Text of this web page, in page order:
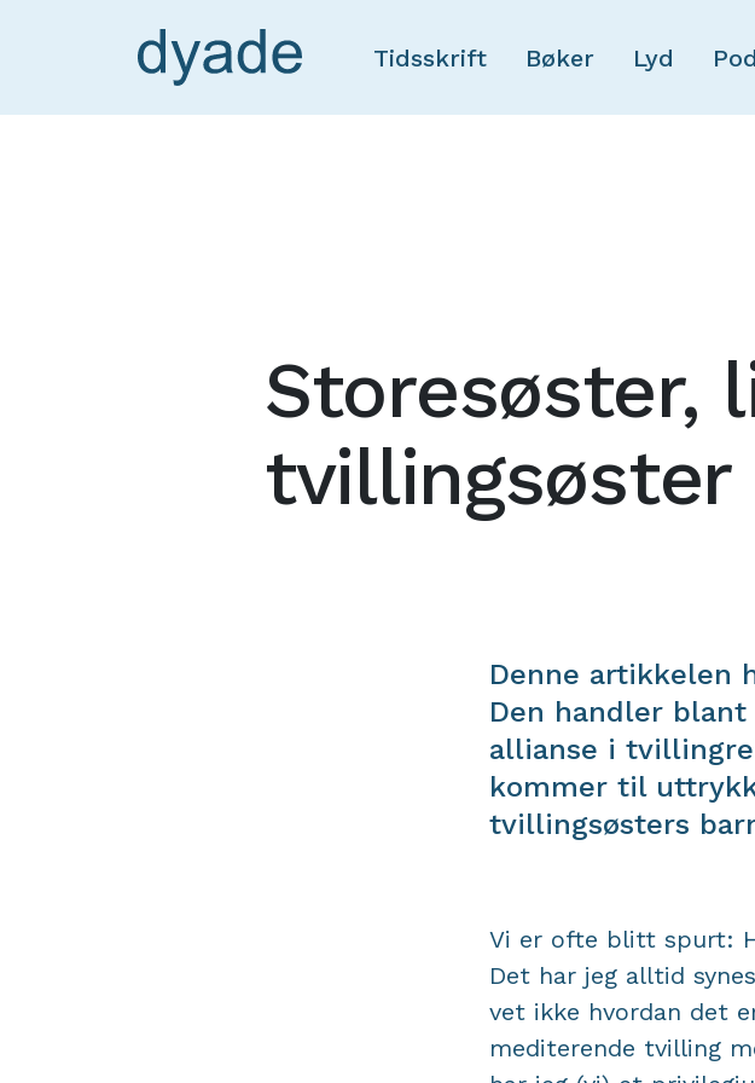
Tidsskrift Bøker Lyd
Storesøster,
tvillingsøster
Denne artikkelen
Den handler
allianse i
kommer til
tvillingsøsters
Vi er ofte blitt spurt:
Det har jeg alltid
vet ikke hvordan det
mediterende tvilling